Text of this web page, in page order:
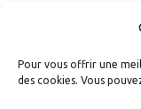
Pour vous offrir une
des cookies. Vous